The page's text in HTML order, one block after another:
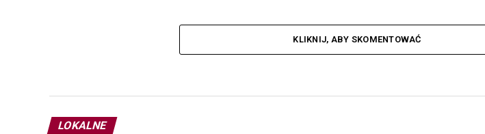
KLIKNIJ, ABY SKOMENTOWAĆ
LOKALNE